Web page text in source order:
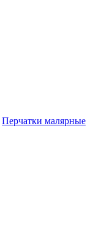
Перчатки малярные